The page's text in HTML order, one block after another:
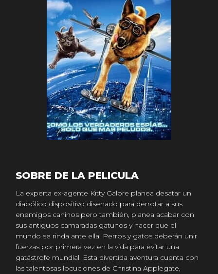
SOBRE DE LA PELICULA
La experta ex-agente Kitty Galore planea desatar un
diabólico dispositivo diseñado para derrotar a sus
enemigos caninos pero también, planea acabar con
sus antiguos camaradas gatunos y hacer que el
mundo se rinda ante ella. Perros y gatos deberán unir
fuerzas por primera vez en la vida para evitar una
gatástrofe mundial. Esta divertida aventura cuenta con
las talentosas locuciones de Christina Applegate,